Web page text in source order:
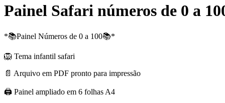
Painel Safari números de 0 a
*📚Painel Números de 0 a 100📚*
🦁 Tema infantil safari
📄 Arquivo em PDF pronto para impressão
🖨 Painel ampliado em 6 folhas A4